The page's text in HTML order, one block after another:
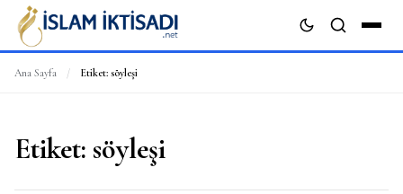
Ana Sayfa / Etiket: söyleşi
Etiket: söyleşi